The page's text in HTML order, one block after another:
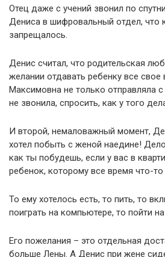
Отец даже с учений звонил по
Дениса в шифровальный отдел, что
запрещалось.
Денис считал, что родительская
желании отдавать ребенку все свое
Максимовна не только отправляла
не звонила, спросить, как у того
И второй, немаловажный момент,
хотел побыть с женой наедине!
как ты побудешь, если у вас в
ребенок, которому все время что-
То ему хотелось есть, то пить, то
поиграть на компьютере, то пойти
Его пожелания – это отдельная
больше Лены. А Денис при жене